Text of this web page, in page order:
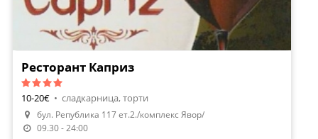
Направи Резервация
Ресторант Каприз
10-20€ • сладкарница, торти
бул. Република 117 ет.2./комплекс Явор/
09.30 - 24:00